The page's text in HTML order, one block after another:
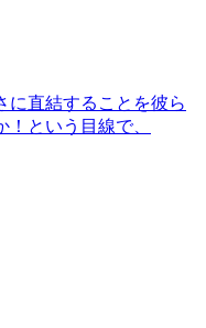
に直結することを彼ら
という目線で、